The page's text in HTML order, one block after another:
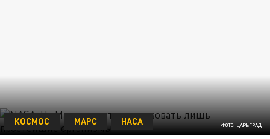
ФОТО: ЦАРЬГРАД
КОСМОС МАРС НАСА